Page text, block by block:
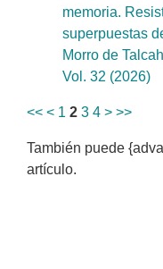
memoria.
superpuestas
Morro de
Vol. 32 (2026)
<< < 1 2 3 4 > >>
También puede
artículo.